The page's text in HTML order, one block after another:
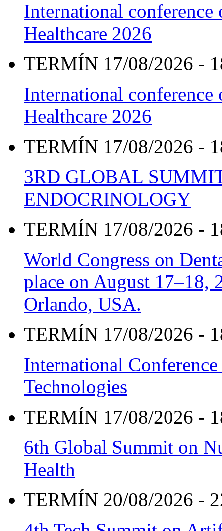
International
Healthcare 2026
TERMÍN 17/08/2026 -
International
Healthcare 2026
TERMÍN 17/08/2026 -
3RD GLOBAL
ENDOCRINOLOGY
TERMÍN 17/08/2026 -
World Congress on
place on August 17–18,
Orlando, USA.
TERMÍN 17/08/2026 -
International
Technologies
TERMÍN 17/08/2026 -
6th Global Summit on
Health
TERMÍN 20/08/2026 -